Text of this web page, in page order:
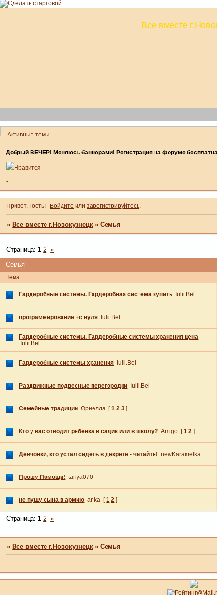
Все вместе
Активные темы
Добрый ВЕЧЕР! Меняюсь баннерами! Регистрация на форуме бесплатна
Нравится
-
Привет, Гость! Войдите или зарегистрируйтесь.
»Все вместе г.Новокузнецк »Семья
Семья
Страница:1 2 »
Тема
Гардеробные системы. Гардеробная система купить Iulii.Bel
программирование +с нуля Iulii.Bel
Гардеробные системы. Гардеробные системы хранения цена
Iulii.Bel
Гардеробные системы хранения Iulii.Bel
Раздвижные подвесные перегородки Iulii.Bel
Семейные традиции Орнелла [ 1 2 3 ]
Кто у вас отводит ребенка в садик или в школу? Amigo [ 1 2 ]
Девчонки, кто устал сидеть в декрете - читайте! newKaramelka
Прошу Помощи! tanya070
не пущу сына в армию anka [ 1 2 ]
Страница:1 2 »
»Все вместе г.Новокузнецк »Семья